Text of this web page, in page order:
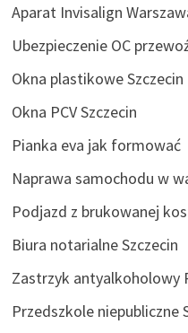
Aparat Invisalign
Ubezpieczenie OC
Okna plastikowe Szczecin
Okna PCV Szczecin
Pianka eva jak formować
Naprawa samochodu w
Podjazd z brukowanej
Biura notarialne Szczecin
Zastrzyk antyalkoholowy
Przedszkole niepubliczne